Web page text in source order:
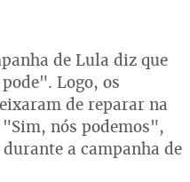
de Lula diz que
Logo, os
de reparar na
nós podemos",
a campanha de